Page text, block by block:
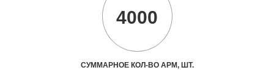
4000
СУММАРНОЕ КОЛ-ВО АРМ, ШТ.